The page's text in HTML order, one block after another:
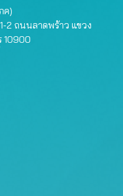
ค)
2 ถนนลาดพร้าว แขวง
10900